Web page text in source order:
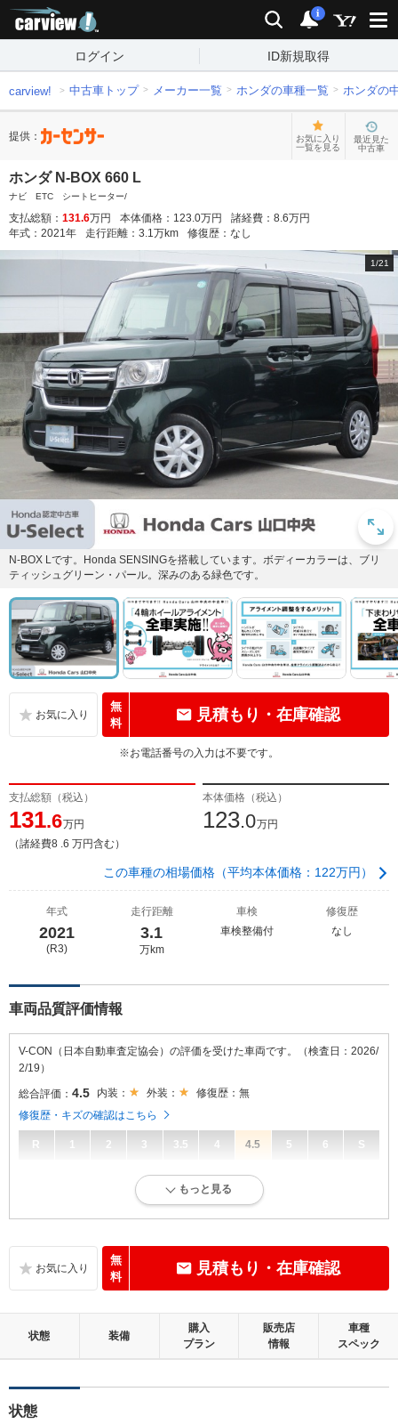
検索 通知
i
ログイン ID新規取得
carview! 中古車トップ メーカー一覧 ホンダの車種一覧 ホンダの
提供：
お気に入り
一覧を見る
最近見た
中古車
ホンダ N-BOX 660 L
ナビ ETC シートヒーター/
支払総額： 131.6万円 本体価格： 123.0万円 諸経費： 8.6万円
年式： 2021年 走行距離： 3.1万km 修復歴： なし
1/21
N-BOX Lです。Honda SENSINGを搭載しています。ボディーカラーは、ブリ
ティッシュグリーン・パール。深みのある緑色です。
無
料
見積もり・在庫確認
※お電話番号の入力は不要です。
支払総額（税込）
131.6万円
（諸経費8 .6 万円含む）
本体価格（税込）
123.0万円
この車種の相場価格（平均本体価格：122万円）
年式
2021
(R3)
走行距離
3.1
万km
車検
車検整備付
修復歴
なし
車両品質評価情報
V-CON（日本自動車査定協会）の評価を受けた車両です。（検査日：2026/
2/19）
総合評価： 4.5 内装： 外装：
修復歴：無
修復歴・キズの確認はこちら
R 1 2 3 3.5 4 4.5 5 6 S
小さな傷・凹み、軽微な補修跡等があるが、そのまま加修せずに十分乗
補修の必要な目立つ損傷、悪臭等がないこと
外装：
補修の必要な目立つ損傷がないこと
もっと見る
無
料
見積もり・在庫確認
状態 装備
購入
プラン
販売店
情報
車種
スペック
状態